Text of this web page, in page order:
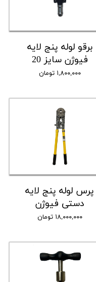
برقو لوله پنج لایه
فیوژن سایز 20
۱,۸۰۰,۰۰۰ تومان
پرس لوله پنج لایه
دستی فیوژن
۱۸,۰۰۰,۰۰۰ تومان